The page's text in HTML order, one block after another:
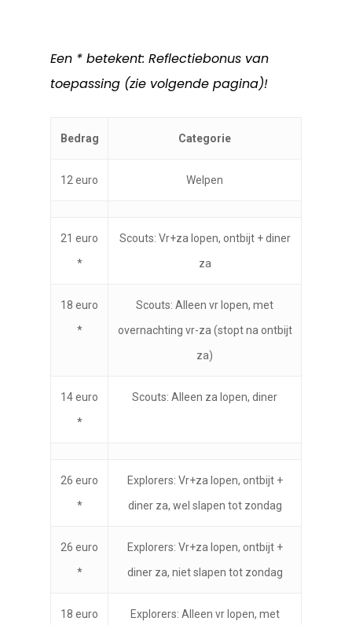
Een * betekent: Reflectiebonus van
toepassing (zie volgende pagina)!
Bedrag Categorie
12 euro Welpen
21 euro
*
Scouts: Vr+za lopen, ontbijt + diner
za
18 euro
*
Scouts: Alleen vr lopen, met
overnachting vr-za (stopt na ontbijt
za)
14 euro
*
Scouts: Alleen za lopen, diner
26 euro
*
Explorers: Vr+za lopen, ontbijt +
diner za, wel slapen tot zondag
26 euro
*
Explorers: Vr+za lopen, ontbijt +
diner za, niet slapen tot zondag
18 euro
Explorers: Alleen vr lopen, met